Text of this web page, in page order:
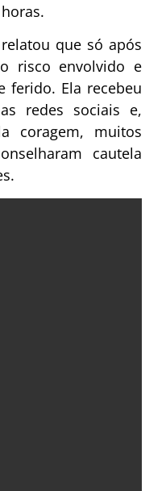
que só após
risco envolvido e
ferido. Ela recebeu
redes sociais e,
coragem, muitos
cautela